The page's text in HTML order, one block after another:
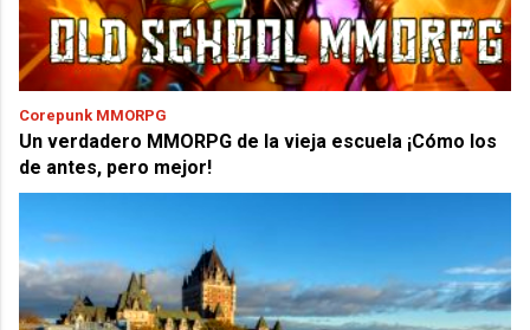
Corepunk MMORPG
Un verdadero MMORPG de la vieja escuela ¡Cómo los
de antes, pero mejor!